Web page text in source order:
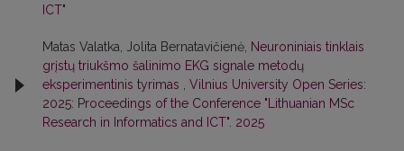
ICT"
Matas Valatka, Jolita Bernatavičienė, Neuroniniais tinklais
grįstų triukšmo šalinimo EKG signale metodų
eksperimentinis tyrimas
Vilnius University Open Series:
2025: Proceedings of the Conference "Lithuanian MSc
Research in Informatics and ICT". 2025